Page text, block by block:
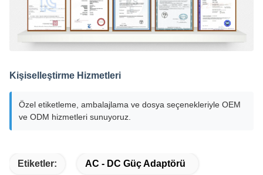
Kişiselleştirme Hizmetleri
Özel etiketleme, ambalajlama ve dosya seçenekleriyle OEM
ve ODM hizmetleri sunuyoruz.
Etiketler: AC - DC Güç Adaptörü